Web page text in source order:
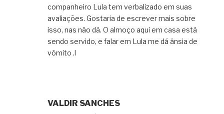
companheiro Lula tem verbalizado em suas
avaliações. Gostaria de escrever mais sobre
isso, nas não dá. O almoço aqui em casa está
sendo servido, e falar em Lula me dá ânsia de
vômito .l
VALDIR SANCHES